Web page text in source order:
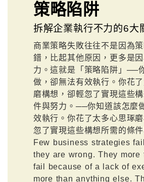
策略陷阱
拆解企業執行不力的6大
商業策略失敗往往不是因為
錯，比起其他原因，更多是
力。這就是「策略陷阱」──
做，卻無法有效執行。你花
磨構想，卻輕忽了實現這些
件與努力。──你知道該怎麼
效執行。你花了太多心思琢
忽了實現這些構想所需的條件
Few business strategies
they are wrong. They more
fail because of a lack of
more than anything else.